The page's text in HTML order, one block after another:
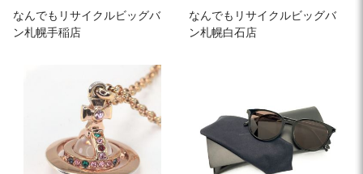
なんでもリサイクルビッグバ
ン札幌手稲店
なんでもリサイクルビッグバ
ン札幌白石店